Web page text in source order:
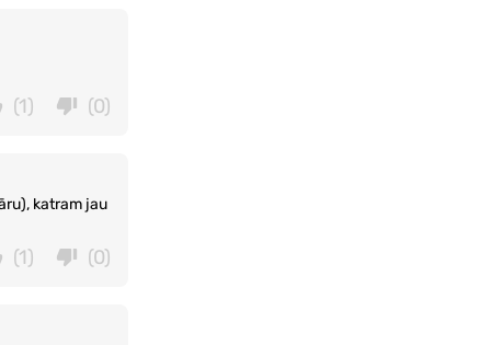
(0)
(1)
katram jau
(0)
(1)